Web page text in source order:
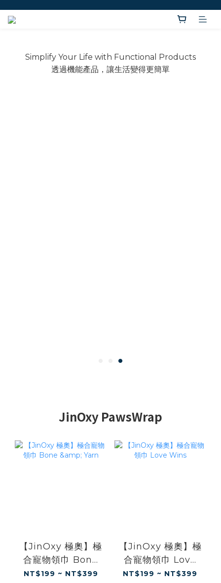
Simplify Your Life with Functional Products
透過機能產品，讓生活變得更簡單
JinOxy PawsWrap
【JinOxy 極奧】極
合寵物領巾 Bone
& Yarn
NT$199 ~ NT$399
【JinOxy 極奧】極
合寵物領巾 Love
Wins
NT$199 ~ NT$399